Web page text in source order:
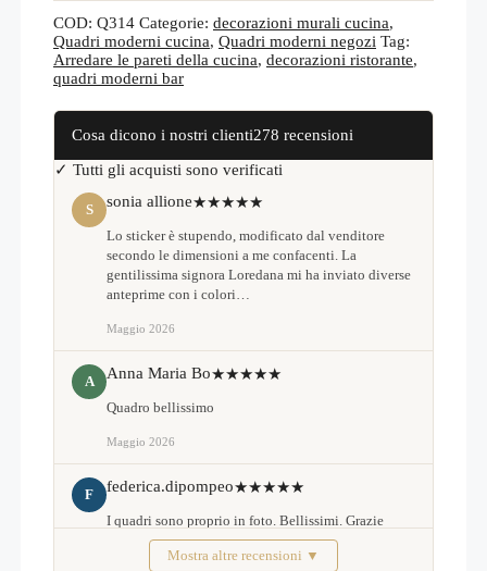
COD: Q314 Categorie: decorazioni murali cucina,
Quadri moderni cucina, Quadri moderni negozi Tag:
Arredare le pareti della cucina, decorazioni ristorante,
quadri moderni bar
Cosa dicono i nostri clienti278 recensioni
✓ Tutti gli acquisti sono verificati
S sonia allione★★★★★
Lo sticker è stupendo, modificato dal venditore
secondo le dimensioni a me confacenti. La
gentilissima signora Loredana mi ha inviato diverse
anteprime con i colori…
Maggio 2026
A Anna Maria Bo★★★★★
Quadro bellissimo
Maggio 2026
F federica.dipompeo★★★★★
I quadri sono proprio in foto. Bellissimi. Grazie
Febbraio 2026Mostra altre recensioni ▼